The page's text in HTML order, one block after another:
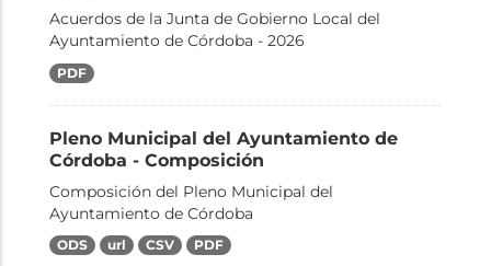
Acuerdos de la Junta de Gobierno Local del
Ayuntamiento de Córdoba - 2026
PDF
Pleno Municipal del Ayuntamiento de
Córdoba - Composición
Composición del Pleno Municipal del
Ayuntamiento de Córdoba
ODS url CSV PDF